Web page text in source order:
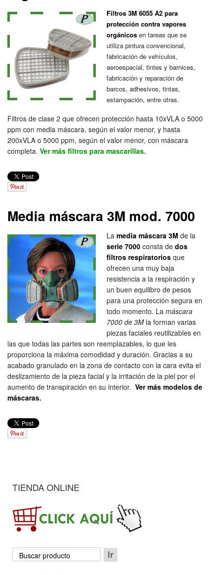
Filtros 3M 6055 A2 para
protección contra vapores
orgánicos en tareas que se
utiliza pintura convencional,
fabricación de vehículos,
aeroespacial, tintes y barnices,
fabricación y reparación de
barcos, adhesivos, tintas,
estampación, entre otras.
Filtros de clase 2 que ofrecen protección hasta 10xVLA o 5000
ppm con media máscara, según el valor menor, y hasta
200xVLA o 5000 ppm, según el valor menor, con máscara
completa. Ver más filtros para mascarillas.
Media máscara 3M mod. 7000
La media máscara 3M de la
serie 7000 consta de dos
filtros respiratorios que
ofrecen una muy baja
resistencia a la respiración y
un buen equilibro de pesos
para una protección segura en
todo momento. La máscara
7000 de 3M la forman varias
piezas faciales reutilizables en
las que todas las partes son reemplazables, lo que les
proporciona la máxima comodidad y duración. Gracias a su
acabado granulado en la zona de contacto con la cara evita el
deslizamiento de la pieza facial y la irritación de la piel por el
aumento de transpiración en su interior. Ver más modelos de
máscaras.
TIENDA ONLINE